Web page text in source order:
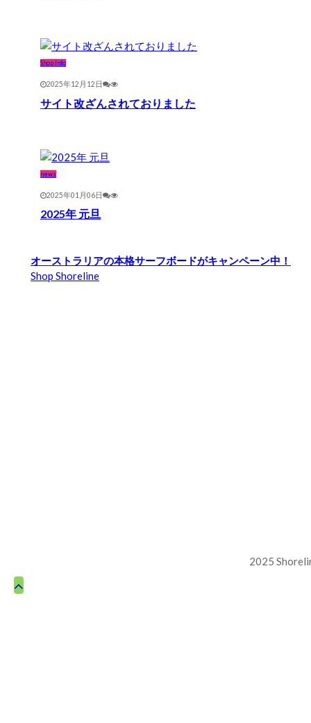
Shop Info
2025年12月12日
サイト改ざんされておりました
news
2025年01月06日
2025年 元旦
オーストラリアの本格サーフボードがキャンペーン中！
Shop Shoreline
2025